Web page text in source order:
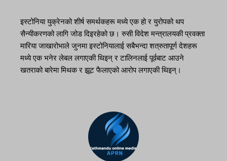
इस्टोनिया युक्रेनको शीर्ष समर्थकहरू मध्ये एक हो र युरोपको थप
सैन्यीकरणको लागि जोड दिइरहेको छ। रुसी विदेश मन्त्रालयकी प्रवक्ता
मारिया जाखारोभाले जुनमा इस्टोनियालाई सबैभन्दा शत्रुतापूर्ण देशहरू
मध्ये एक भनेर लेबल लगाएकी थिइन् र टालिनलाई पूर्वबाट आउने
खतराको बारेमा मिथक र झूट फैलाएको आरोप लगाएकी थिइन्।